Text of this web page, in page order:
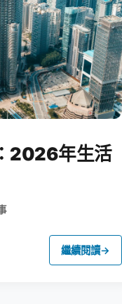
2026年生活
繼續閱讀→